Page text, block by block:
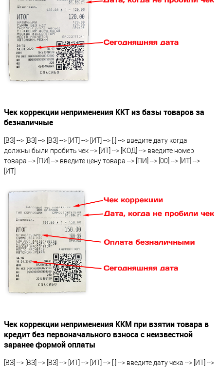
Чек коррекции неприменения ККТ из базы товаров за
безналичные
[ВЗ] --> [ВЗ] --> [ВЗ] --> [ИТ] --> [ИТ] --> [.] --> введите дату когда
должны были пробить чек --> [ИТ] --> [КОД] --> введите номер
товара --> [ПИ] --> введите цену товара --> [ПИ] --> [00] --> [ИТ] -->
[ИТ]
Чек коррекции неприменения ККМ при взятии товара в
кредит без первоначального взноса с неизвестной
заранее формой оплаты
[ВЗ] --> [ВЗ] --> [ВЗ] --> [ИТ] --> [ИТ] --> [.] --> введите дату чека --> [ИТ] -->